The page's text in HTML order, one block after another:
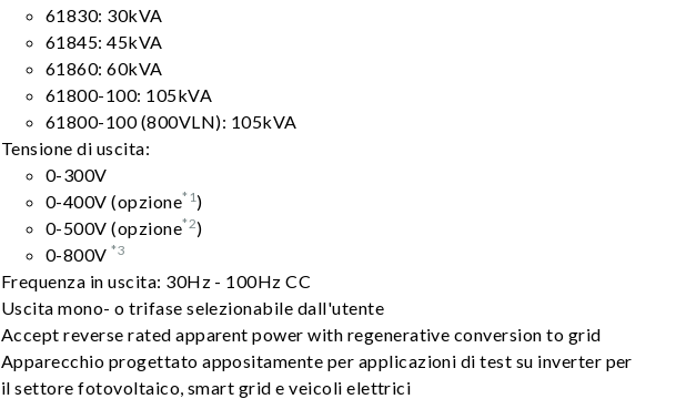
61830: 30kVA
61845: 45kVA
61860: 60kVA
61800-100: 105kVA
61800-100 (800VLN): 105kVA
Tensione di uscita:
0-300V
0-400V (opzione*1 )
0-500V (opzione*2)
0-800V*3
Frequenza in uscita: 30Hz - 100Hz CC
Uscita mono- o trifase selezionabile dall'utente
Accept reverse rated apparent power with regenerative conversion to grid
Apparecchio progettato appositamente per applicazioni di test su inverter per
il settore fotovoltaico, smart grid e veicoli elettrici